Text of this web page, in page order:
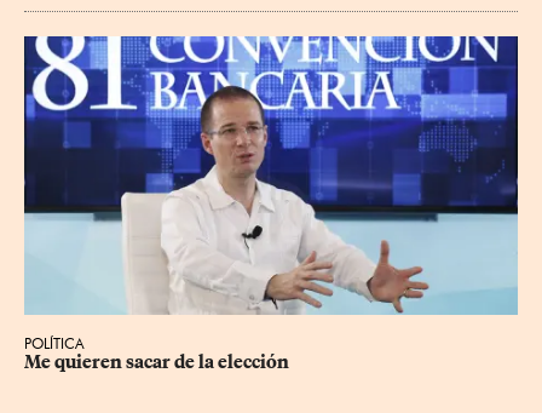
POLÍTICA
Me quieren sacar de la elección